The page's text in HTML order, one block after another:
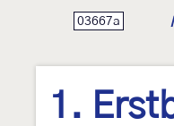
03667a
1.